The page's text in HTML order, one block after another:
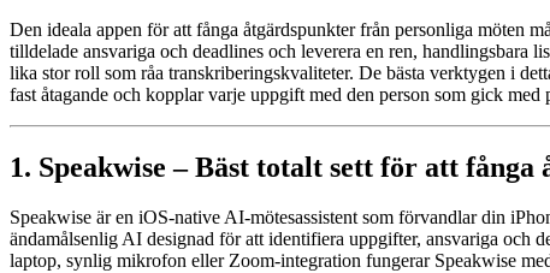
Den ideala appen för att fånga åtgärdspunkter från personliga möten
tilldelade ansvariga och deadlines och leverera en ren, handlingsbara
lika stor roll som råa transkriberingskvaliteter. De bästa verktygen i
fast åtagande och kopplar varje uppgift med den person som gick med
1. Speakwise – Bäst totalt sett för att
Speakwise är en iOS-native AI-mötesassistent som förvandlar din
ändamålsenlig AI designad för att identifiera uppgifter, ansvariga och
laptop, synlig mikrofon eller Zoom-integration fungerar Speakwise